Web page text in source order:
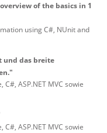
of the basics in 1
using C#, NUnit and
und das breite
ASP.NET MVC sowie
ASP.NET MVC sowie